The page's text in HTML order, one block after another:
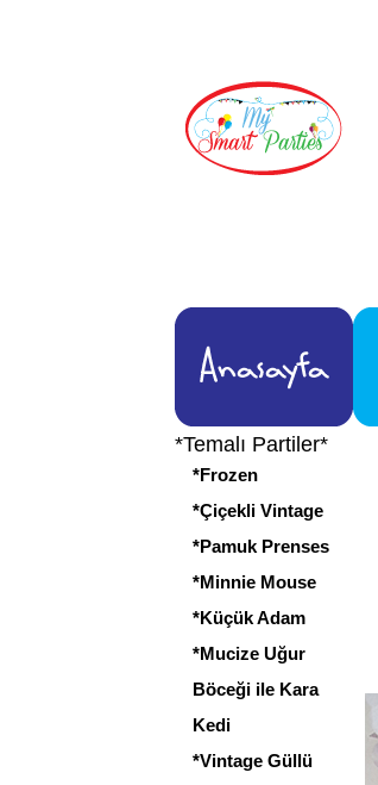
*Temalı Partiler*
*Frozen
*Çiçekli Vintage
*Pamuk Prenses
*Minnie Mouse
*Küçük Adam
*Mucize Uğur
Böceği ile Kara
Kedi
*Vintage Güllü